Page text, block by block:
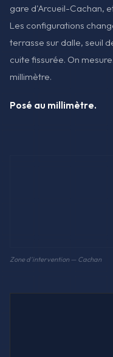
gare d'Arcueil-Cachan,
Les configurations
terrasse sur dalle, seuil
cuite fissurée. On
millimètre.
Posé au millimètre.
Zone d'intervention — Cachan